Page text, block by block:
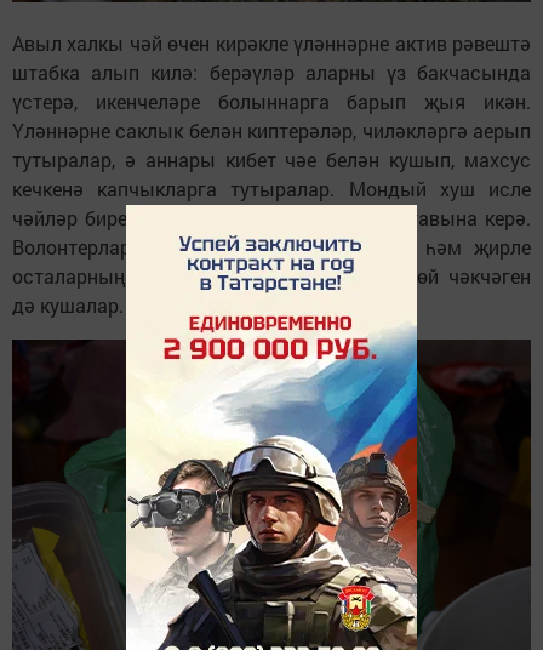
Авыл халкы чәй өчен кирәкле үләннәрне актив рәвештә
штабка алып килә: берәүләр аларны үз бакчасында
үстерә, икенчеләре болыннарга барып җыя икән.
Үләннәрне саклык белән киптерәләр, чиләкләргә аерып
тутыралар, ә аннары кибет чәе белән кушып, махсус
кечкенә капчыкларга тутыралар. Мондый хуш исле
чәйләр биредәге «татлы җыелмалар» составына керә.
Волонтерлар бу җыелмаларга конфетлар һәм җирле
осталарның яратып пешергән традицион өй чәкчәген
дә кушалар.